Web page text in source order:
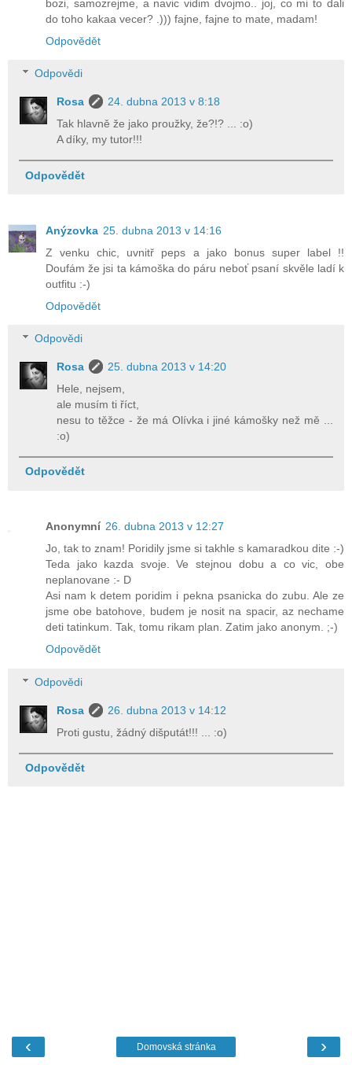
bozi, samozrejme, a navic vidim dvojmo.. joj, co mi to dali
do toho kakaa vecer? .))) fajne, fajne to mate, madam!
Odpovědět
Odpovědi
Rosa
24. dubna 2013 v 8:18
Tak hlavně že jako proužky, že?!? ... :o)
A díky, my tutor!!!
Odpovědět
Anýzovka 25. dubna 2013 v 14:16
Z venku chic, uvnitř peps a jako bonus super label !!
Doufám že jsi ta kámoška do páru neboť psaní skvěle ladí k
outfitu :-)
Odpovědět
Odpovědi
Rosa
25. dubna 2013 v 14:20
Hele, nejsem,
ale musím ti říct,
nesu to těžce - že má Olívka i jiné kámošky než mě ...
:o)
Odpovědět
Anonymní 26. dubna 2013 v 12:27
Jo, tak to znam! Poridily jsme si takhle s kamaradkou dite :-)
Teda jako kazda svoje. Ve stejnou dobu a co vic, obe
neplanovane :- D
Asi nam k detem poridim i pekna psanicka do zubu. Ale ze
jsme obe batohove, budem je nosit na spacir, az nechame
deti tatinkum. Tak, tomu rikam plan. Zatim jako anonym. ;-)
Odpovědět
Odpovědi
Rosa
26. dubna 2013 v 14:12
Proti gustu, žádný dišputát!!! ... :o)
Odpovědět
‹ ›
Domovská stránka